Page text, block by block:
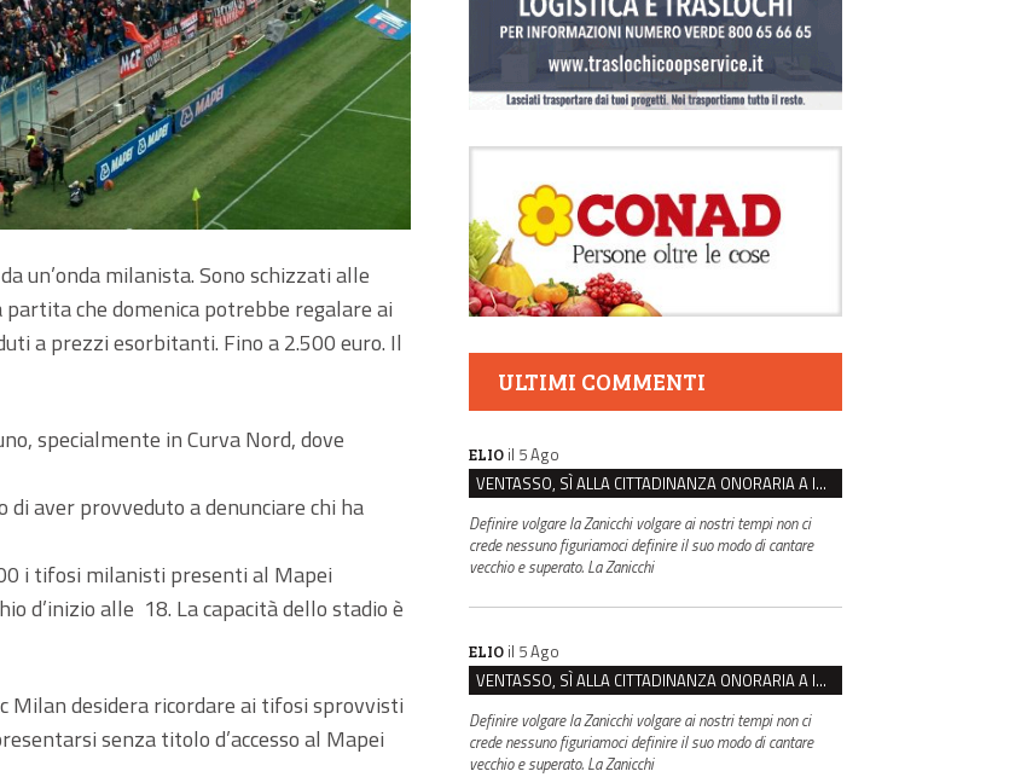
un’onda milanista. Sono schizzati alle
che domenica potrebbe regalare ai
a prezzi esorbitanti. Fino a 2.500 euro. Il
specialmente in Curva Nord, dove
aver provveduto a denunciare chi ha
i tifosi milanisti presenti al Mapei
d’inizio alle 18. La capacità dello stadio è
Milan desidera ricordare ai tifosi sprovvisti
senza titolo d’accesso al Mapei
ULTIMI COMMENTI
ELIO il 5 Ago
VENTASSO, SÌ ALLA CITTADINANZA ONORARIA A IVA ZANICCHI. MA BARGIACCHI: “È DI PESSIMO GUSTO”
Definire volgare la Zanicchi volgare ai nostri tempi non ci
crede nessuno figuriamoci definire il suo modo di cantare
vecchio e superato. La Zanicchi
ELIO il 5 Ago
VENTASSO, SÌ ALLA CITTADINANZA ONORARIA A IVA ZANICCHI. MA BARGIACCHI: “È DI PESSIMO GUSTO”
Definire volgare la Zanicchi volgare ai nostri tempi non ci
crede nessuno figuriamoci definire il suo modo di cantare
vecchio e superato. La Zanicchi